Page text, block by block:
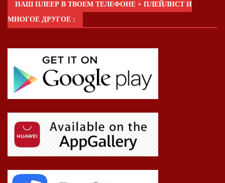
НАШ ПЛЕЕР В ТВОЕМ ТЕЛЕФОНЕ + ПЛЕЙЛИСТ И
МНОГОЕ ДРУГОЕ :